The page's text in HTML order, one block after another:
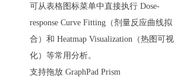
可从表格图标菜单中直接执行 Dose-
response Curve Fitting（剂量反应曲线拟
合）和 Heatmap Visualization（热图可视
化）等常用分析。
支持拖放 GraphPad Prism